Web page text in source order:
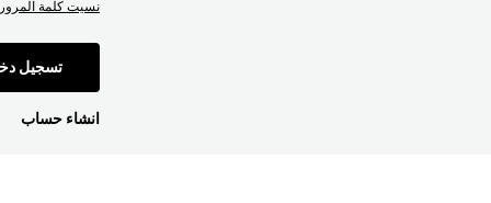
نسيت كلمة
تسجيل
انشاء حساب